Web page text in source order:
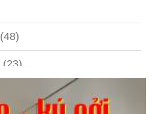
(48)
(23)